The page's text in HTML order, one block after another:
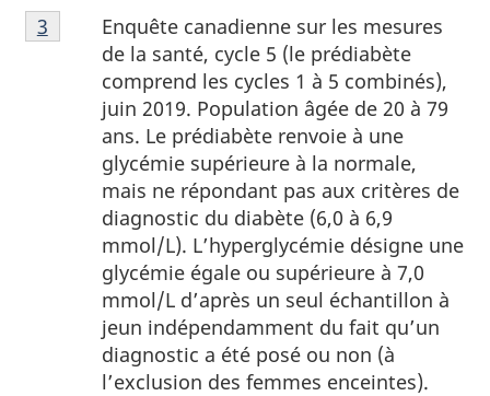
3
Enquête canadienne sur les mesures
de la santé, cycle 5 (le prédiabète
comprend les cycles 1 à 5 combinés),
juin 2019. Population âgée de 20 à 79
ans. Le prédiabète renvoie à une
glycémie supérieure à la normale,
mais ne répondant pas aux critères de
diagnostic du diabète (6,0 à 6,9
mmol/L). L’hyperglycémie désigne une
glycémie égale ou supérieure à 7,0
mmol/L d’après un seul échantillon à
jeun indépendamment du fait qu’un
diagnostic a été posé ou non (à
l’exclusion des femmes enceintes).
Retour à laréférence de la note de bas de page
3